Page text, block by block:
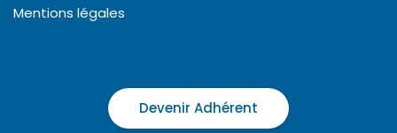
Mentions légales
Devenir Adhérent